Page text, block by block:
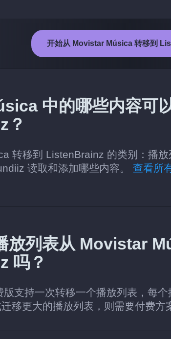
开始从 Movistar Música 转移到
中的哪些内容可
？
转移到 ListenBrainz 的类别：播
读取和添加哪些内容。 查看所
放列表从 Movistar
吗？
支持一次转移一个播放列表，每
移更大的播放列表，则需要付费方